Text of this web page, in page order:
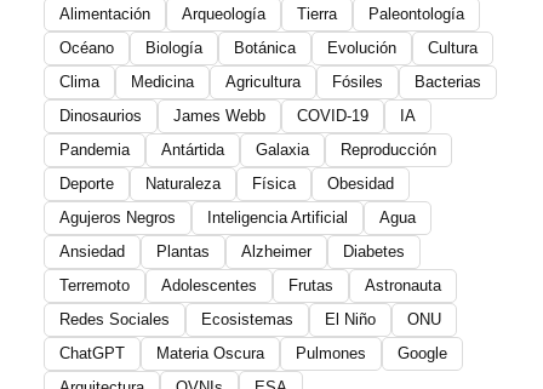
Alimentación
Arqueología Tierra
Paleontología
Océano
Biología Botánica Evolución
Cultura
Clima
Medicina Agricultura Fósiles
Bacterias
Dinosaurios
James Webb COVID-19
IA
Pandemia
Antártida Galaxia
Reproducción
Deporte
Naturaleza Física
Obesidad
Agujeros Negros
Inteligencia Artificial
Agua
Ansiedad
Plantas Alzheimer
Diabetes
Terremoto
Adolescentes Frutas
Astronauta
Redes Sociales
Ecosistemas El Niño
ONU
ChatGPT
Materia Oscura Pulmones
Google